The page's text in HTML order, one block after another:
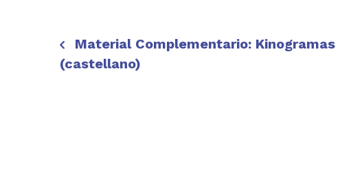
Material Complementario: Kinogramas
(castellano)